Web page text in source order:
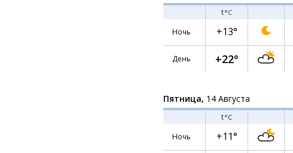
t°C
Ночь
+13°
День +22°
Пятница, 14 Августа
t°C
Ночь
+11°